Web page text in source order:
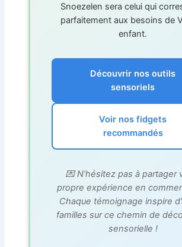
Snoezelen sera celui qui
parfaitement aux besoins de
enfant.
Découvrir nos outils
sensoriels
Voir nos fidgets
recommandés
💌 N’hésitez pas à partager
propre expérience en
Chaque témoignage inspire
familles sur ce chemin de
sensorielle !